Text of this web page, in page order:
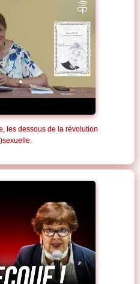
les dessous de la révolution